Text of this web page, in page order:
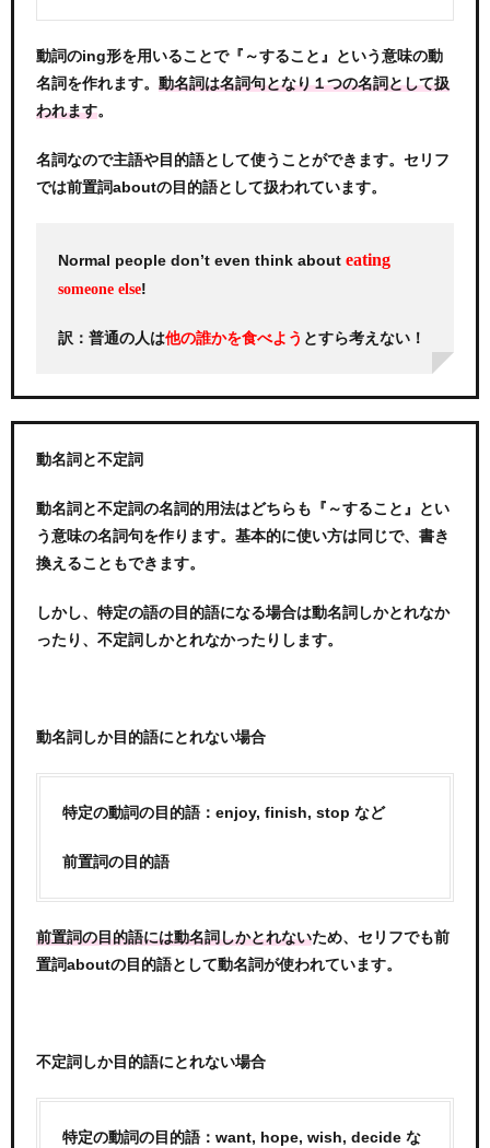
動詞のing形を用いることで『～すること』という意味の動
名詞を作れます。 動名詞は名詞句となり１つの名詞として扱
われます。
名詞なので主語や目的語として使うことができます。セリフ
では前置詞aboutの目的語として扱われています。
Normal people don’t even think about eating
someone else!
訳：普通の人は他の誰かを食べよう とすら考えない！
動名詞と不定詞
動名詞と不定詞の名詞的用法はどちらも『～すること』とい
う意味の名詞句を作ります。基本的に使い方は同じで、書き
換えることもできます。
しかし、特定の語の目的語になる場合は動名詞しかとれなか
ったり、不定詞しかとれなかったりします。
動名詞しか目的語にとれない場合
特定の動詞の目的語：enjoy, finish, stop など
前置詞の目的語
前置詞の目的語には動名詞しかとれないため、セリフでも前
置詞aboutの目的語として動名詞が使われています。
不定詞しか目的語にとれない場合
特定の動詞の目的語：want, hope, wish, decide な